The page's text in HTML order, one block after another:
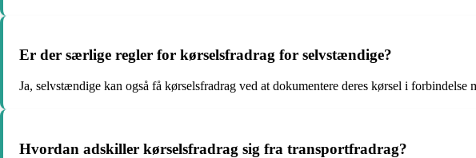
Er der særlige regler for kørselsfradrag for selvstændige?
Ja, selvstændige kan også få kørselsfradrag ved at dokumentere deres kørsel i forbindelse
Hvordan adskiller kørselsfradrag sig fra transportfradrag?